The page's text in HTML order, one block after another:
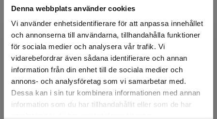
Denna webbplats använder cookies
Vi använder enhetsidentifierare för att anpassa innehållet
och annonserna till användarna, tillhandahålla funktioner
för sociala medier och analysera vår trafik. Vi
vidarebefordrar även sådana identifierare och annan
information från din enhet till de sociala medier och
annons- och analysföretag som vi samarbetar med.
Dessa kan i sin tur kombinera informationen med annan
information som du har tillhandahållit eller som de har
Begränsad fraktregion
Det verkar som att du besöker
Christina Christersson är adjungerad professor i
kardiologi vid Uppsala universitet med ansvar
för undervisning i kardiologi vid institutionen för